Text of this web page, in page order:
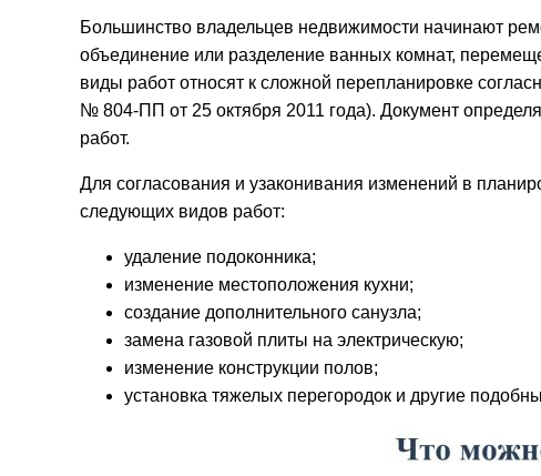
Большинство владельцев недвижимости начинают
объединение или разделение ванных комнат,
виды работ относят к сложной перепланировке
№ 804-ПП от 25 октября 2011 года). Документ
работ.
Для согласования и узаконивания изменений в
следующих видов работ:
удаление подоконника;
изменение местоположения кухни;
создание дополнительного санузла;
замена газовой плиты на электрическую;
изменение конструкции полов;
установка тяжелых перегородок и другие